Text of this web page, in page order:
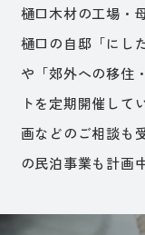
樋口木材の工場・
樋口の自邸「にし
や「郊外への移住
トを定期開催して
画などのご相談も
の民泊事業も計画